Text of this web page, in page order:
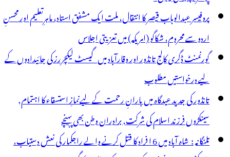
وائرل پروفیسر عبدالوہاب قیصر کا انتقال، ملت ایک مشفق استاد، ماہرِتعلیم اور محسنِ
اردو سے محروم، شکاگو (امریکہ) میں تعزیتی اجلاس
گورنمنٹ ڈگری کالج تانڈور اور وقارآباد میں گیسٹ لیکچررز کی جائیدادوں کے
لیے درخواستیں مطلوب
تانڈور کی جدید عیدگاہ میں بارانِ رحمت کے لیےنمازِ استسقاء کا اہتمام,
سینکڑوں فرزند اسلام کی شرکت, برادران وطن بھی پہنچے
تلنگانہ : شاہ آباد میں 6 ا فراد کا قتل کرنے والے راجکمار کی نعش دستیاب،